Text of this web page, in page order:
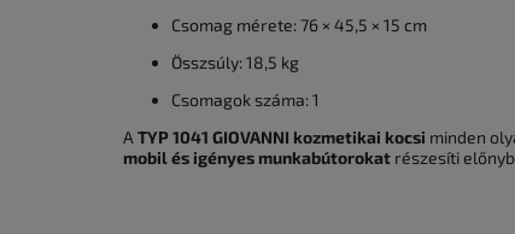
Csomag mérete: 76 × 45,5 × 15 cm
Összsúly: 18,5 kg
Csomagok száma: 1
A TYP 1041 GIOVANNI kozmetikai kocsi minden
mobil és igényes munkabútorokat részesíti